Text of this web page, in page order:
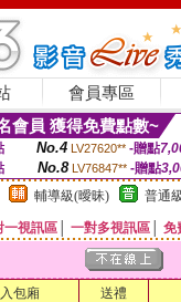
會員專區
會員 獲得免費點數~
No.4 LV27620** -贈點
No.8 LV76847** -贈點
輔導級(曖昧) 普通
一視訊區 一對多視訊區 免
包廂 送禮